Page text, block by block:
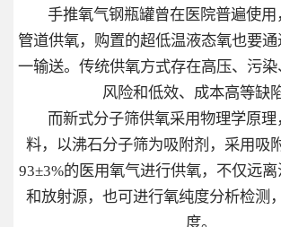
手推氧气钢瓶罐曾在医院普遍使
管道供氧，购置的超低温液态氧也要
一输送。传统供氧方式存在高压、污
风险和低效、成本高等缺陷
而新式分子筛供氧采用物理学原
料，以沸石分子筛为吸附剂，采用吸
93±3%的医用氧气进行供氧，不仅远
和放射源，也可进行氧纯度分析检测
度。